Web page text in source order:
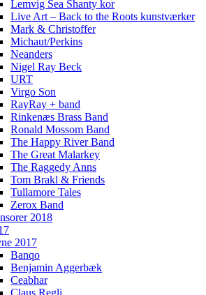
Lemvig Sea Shanty kor
Live Art – Back to the Roots kunstværker
Mark & Christoffer
Michaut/Perkins
Neanders
Nigel Ray Beck
URT
Virgo Son
RayRay + band
Rinkenæs Brass Band
Ronald Mossom Band
The Happy River Band
The Great Malarkey
The Raggedy Anns
Tom Brakl & Friends
Tullamore Tales
Zerox Band
2018
2017
Banqo
Benjamin Aggerbæk
Ceabhar